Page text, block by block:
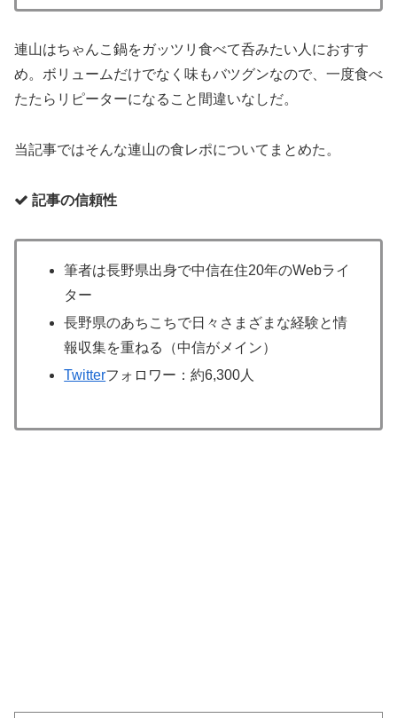
連山はちゃんこ鍋をガッツリ食べて呑みたい人におすす
め。ボリュームだけでなく味もバツグンなので、一度食べ
たたらリピーターになること間違いなしだ。
当記事ではそんな連山の食レポについてまとめた。
記事の信頼性
筆者は長野県出身で中信在住20年のWebライ
ター
長野県のあちこちで日々さまざまな経験と情
報収集を重ねる（中信がメイン）
Twitterフォロワー：約6,300人